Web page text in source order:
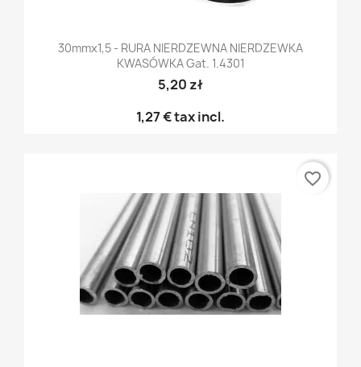
30mmx1,5 - RURA NIERDZEWNA NIERDZEWKA
KWASÓWKA Gat. 1.4301
5,20 zł
1,27 €tax incl.
favorite_border